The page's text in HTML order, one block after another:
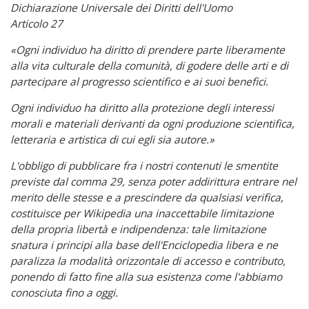
Dichiarazione Universale dei Diritti dell'Uomo
Articolo 27
«Ogni individuo ha diritto di prendere parte liberamente
alla vita culturale della comunità, di godere delle arti e di
partecipare al progresso scientifico e ai suoi benefici.
Ogni individuo ha diritto alla protezione degli interessi
morali e materiali derivanti da ogni produzione scientifica,
letteraria e artistica di cui egli sia autore.»
L'obbligo di pubblicare fra i nostri contenuti le smentite
previste dal comma 29, senza poter addirittura entrare nel
merito delle stesse e a prescindere da qualsiasi verifica,
costituisce per Wikipedia una inaccettabile limitazione
della propria libertà e indipendenza: tale limitazione
snatura i principi alla base dell'Enciclopedia libera e ne
paralizza la modalità orizzontale di accesso e contributo,
ponendo di fatto fine alla sua esistenza come l'abbiamo
conosciuta fino a oggi.